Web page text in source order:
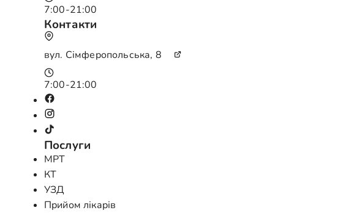
7:00-21:00
Контакти
вул. Сімферопольська, 8
7:00-21:00
Послуги
МРТ
КТ
УЗД
Прийом лікарів